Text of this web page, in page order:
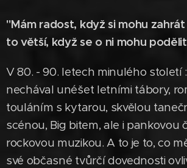
"Mám radost, když si mohu
to větší, když se o ni mohu
V 80. - 90. letech minulého století
nechával unéšet letními tábory,
touláním s kytarou, skvělou
scénou, Big bitem, ale i pankovou
rockovou muzikou. A to je to, co
své občasné tvůrčí dovednosti